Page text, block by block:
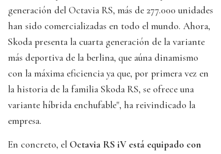
generación del Octavia RS, más de 277.000 unidades
han sido comercializadas en todo el mundo. Ahora,
Skoda presenta la cuarta generación de la variante
más deportiva de la berlina, que aúna dinamismo
con la máxima eficiencia ya que, por primera vez en
la historia de la familia Skoda RS, se ofrece una
variante híbrida enchufable", ha reivindicado la
empresa.
En concreto, el Octavia RS iV está equipado con